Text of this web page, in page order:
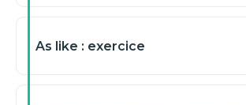
As like : exercice